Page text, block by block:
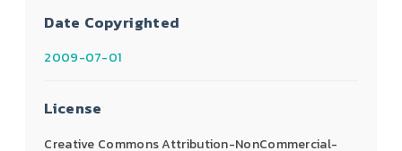
Date Copyrighted
2009-07-01
License
Creative Commons Attribution-NonCommercial-